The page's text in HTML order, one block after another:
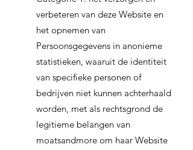
verbeteren van deze Website en
het opnemen van
Persoonsgegevens in anonieme
statistieken, waaruit de identiteit
van specifieke personen of
bedrijven niet kunnen achterhaald
worden, met als rechtsgrond de
legitieme belangen van
moatsandmore om haar Website